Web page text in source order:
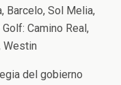
Barcelo, Sol Melia,
Camino Real,
Westin
del gobierno